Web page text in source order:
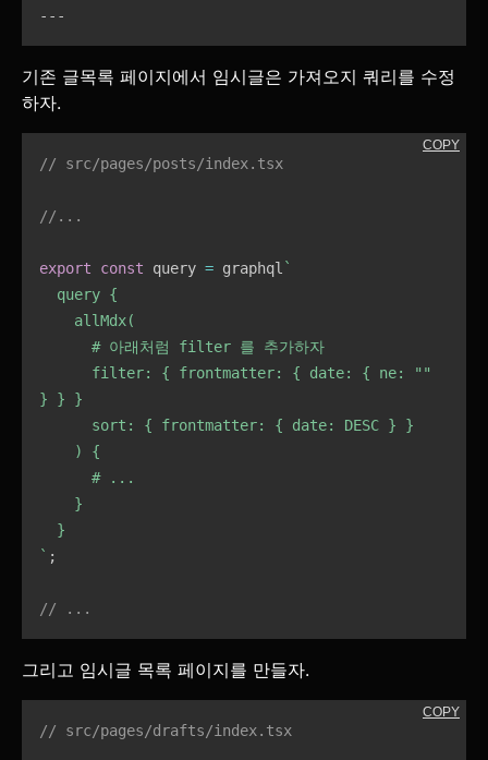
---
기존 글목록 페이지에서 임시글은 가져오지 쿼리를 수정
하자.
// src/pages/posts/index.tsx
//...
export const query = graphql `
} } }
` ;
// ...
COPY
그리고 임시글 목록 페이지를 만들자.
// src/pages/drafts/index.tsx
COPY